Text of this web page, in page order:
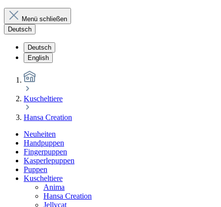
Menü schließen
Deutsch
Deutsch
English
Kuscheltiere
Hansa Creation
Neuheiten
Handpuppen
Fingerpuppen
Kasperlepuppen
Puppen
Kuscheltiere
Anima
Hansa Creation
Jellycat